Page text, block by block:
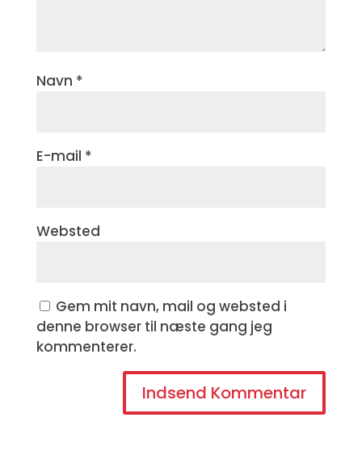
Navn *
E-mail *
Websted
Gem mit navn, mail og websted i
denne browser til næste gang jeg
kommenterer.